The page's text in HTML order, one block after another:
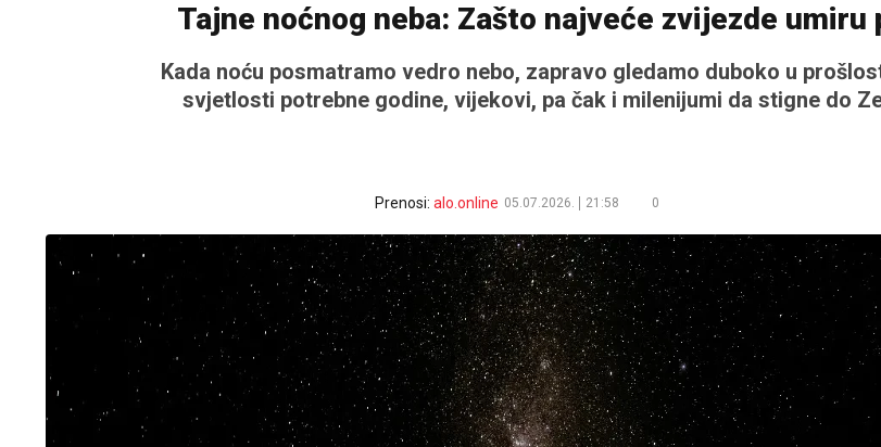
Tajne noćnog neba: Zašto najveće zvijezde umiru
Kada noću posmatramo vedro nebo, zapravo gledamo duboko u
svjetlosti potrebne godine, vijekovi, pa čak i milenijumi da stigne do
Prenosi: alo.online 05.07.2026. 21:58 0